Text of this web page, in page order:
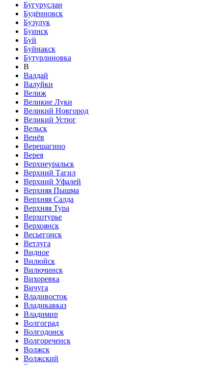
Бугуруслан
Будённовск
Бузулук
Буинск
Буй
Буйнакск
Бутурлиновка
В
Валдай
Валуйки
Велиж
Великие Луки
Великий Новгород
Великий Устюг
Вельск
Венёв
Верещагино
Верея
Верхнеуральск
Верхний Тагил
Верхний Уфалей
Верхняя Пышма
Верхняя Салда
Верхняя Тура
Верхотурье
Верхоянск
Весьегонск
Ветлуга
Видное
Вилюйск
Вилючинск
Вихоревка
Вичуга
Владивосток
Владикавказ
Владимир
Волгоград
Волгодонск
Волгореченск
Волжск
Волжский